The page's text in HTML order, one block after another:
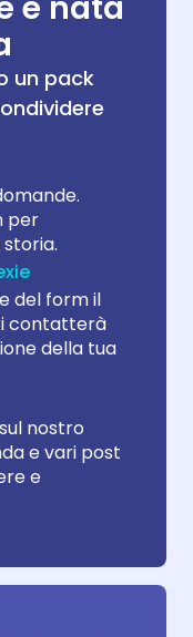
un pack
per
del form il
contatterà
della tua
nostro
e vari post
e